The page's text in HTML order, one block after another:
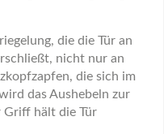
die die Tür an
nicht nur an
die sich im
das Aushebeln zur
Griff hält die Tür